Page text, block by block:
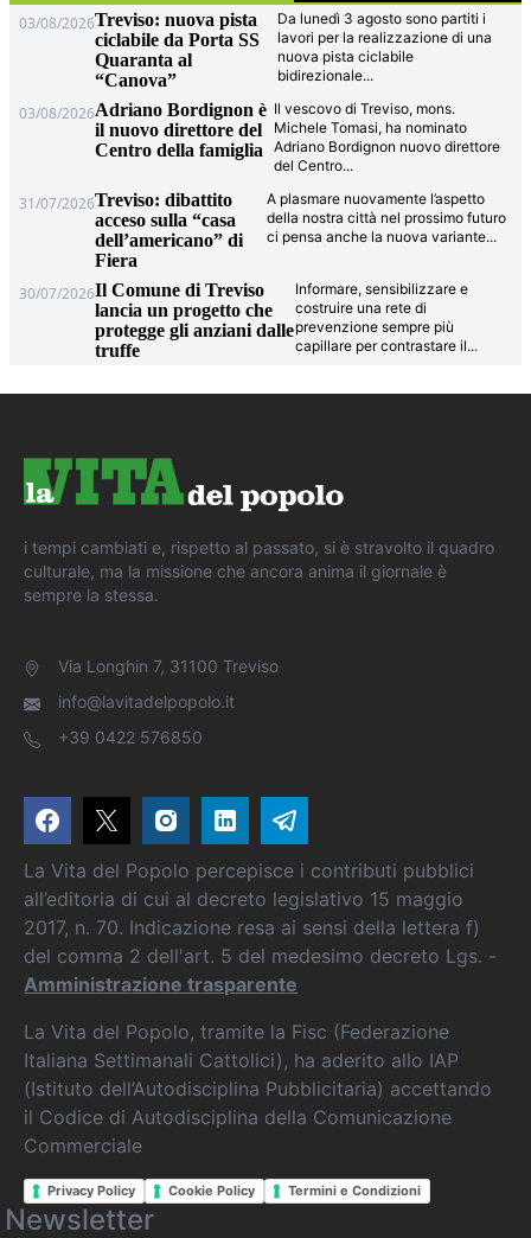
03/08/2026Treviso: nuova pista
ciclabile da Porta SS
Quaranta al
“Canova”
Da lunedì 3 agosto sono partiti i
lavori per la realizzazione di una
nuova pista ciclabile
bidirezionale...
03/08/2026Adriano Bordignon è
il nuovo direttore del
Centro della famiglia
Il vescovo di Treviso, mons.
Michele Tomasi, ha nominato
Adriano Bordignon nuovo direttore
del Centro...
31/07/2026Treviso: dibattito
acceso sulla “casa
dell’americano” di
Fiera
A plasmare nuovamente l’aspetto
della nostra città nel prossimo futuro
ci pensa anche la nuova variante...
30/07/2026Il Comune di Treviso
lancia un progetto che
protegge gli anziani dalle
truffe
Informare, sensibilizzare e
costruire una rete di
prevenzione sempre più
capillare per contrastare il...
i tempi cambiati e, rispetto al passato, si è stravolto il quadro
culturale, ma la missione che ancora anima il giornale è
sempre la stessa.
Via Longhin 7, 31100 Treviso
info@lavitadelpopolo.it
+39 0422 576850
La Vita del Popolo percepisce i contributi pubblici
all’editoria di cui al decreto legislativo 15 maggio
2017, n. 70. Indicazione resa ai sensi della lettera f)
del comma 2 dell'art. 5 del medesimo decreto Lgs. -
Amministrazione trasparente
La Vita del Popolo, tramite la Fisc (Federazione
Italiana Settimanali Cattolici), ha aderito allo IAP
(Istituto dell’Autodisciplina Pubblicitaria) accettando
il Codice di Autodisciplina della Comunicazione
Commerciale
Privacy Policy Cookie Policy Termini e Condizioni
Newsletter